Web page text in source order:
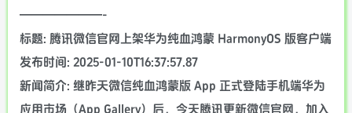
———————-
标题: 腾讯微信官网上架华为纯血鸿蒙 HarmonyOS 版客户端
发布时间: 2025-01-10T16:37:57.87
新闻简介: 继昨天微信纯血鸿蒙版 App 正式登陆手机端华为
应用市场（App Gallery）后，今天腾讯更新微信官网，加入